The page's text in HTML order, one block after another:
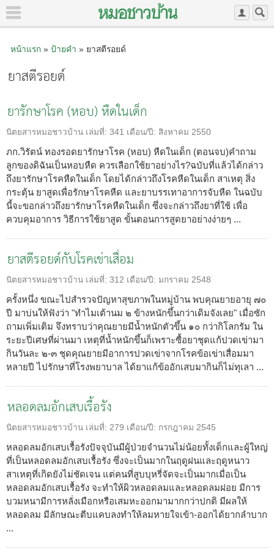
หน้าแรก» ป้ายคำ » ยาสตีรอยด์
ยาสตีรอยด์
ยารักษาโรค (หอบ) หืดในเด็ก
นิตยสารหมอชาวบ้าน เล่มที่: 341 เดือน/ปี: สิงหาคม 2550
ภก.วิรัตน์ ทองรอดยารักษาโรค (หอบ) หืดในเด็ก (ตอนจบ)คำถาม
ลูกของดิฉันเป็นหอบหืด ควรเลือกใช้ยาอย่างไร?ฉบับที่แล้วได้กล่าว
ถึงยารักษาโรคหืดในเด็ก โดยได้กล่าวถึงโรคหืดในเด็ก สาเหตุ สิ่ง
กระตุ้น ยาสูดเพื่อรักษาโรคหืด และยาบรรเทาอาการจับหืด ในฉบับ
นี้จะขอกล่าวถึงยารักษาโรคหืดในเด็ก ซึ่งจะกล่าวถึงยาที่ใช้ เพื่อ
ควบคุมอาการ วิธีการใช้ยาสูด ขั้นตอนการสูดยาอย่างง่ายๆ ...
ยาสตีรอยด์กับโรคเข่าเสื่อม
นิตยสารหมอชาวบ้าน เล่มที่: 312 เดือน/ปี: มกราคม 2548
ครั้งหนึ่ง ขณะไปสำรวจปัญหาสุขภาพในหมู่บ้าน พบคุณยายอายุ ๗๐
ปี มาบ่นให้ฟังว่า "ทำไมเต้านม ๒ ข้างหนักขึ้นกว่าเดิมจังเลย" เมื่อซัก
ถามเพิ่มเติม จึงทราบว่าคุณยายมีน้ำหนักตัวขึ้น ๑๐ กว่ากิโลกรัม ใน
ระยะปีเศษที่ผ่านมา เหตุที่น้ำหนักขึ้นก็เพราะซื้อยาชุดแก้ปวดเข่ามา
กินวันละ ๒-๓ ชุดคุณยายมีอาการปวดเข่าจากโรคข้อเข่าเสื่อมมา
หลายปี ไปรักษาที่โรงพยาบาล ได้ยาแก้ข้ออักเสบมากินก็ไม่ทุเลา ...
หลอดลมอักเสบเรื้อรัง
นิตยสารหมอชาวบ้าน เล่มที่: 279 เดือน/ปี: กรกฎาคม 2545
หลอดลมอักเสบเรื้อรังปัจจุบันมีผู้ป่วยจำนวนไม่น้อยทั้งเด็กและผู้ใหญ่
ที่เป็นหลอดลมอักเสบเรื้อรัง ซึ่งจะเป็นมากในฤดูฝนและฤดูหนาว
สาเหตุที่เกิดยังไม่ชัดเจน แต่คนที่สูบบุหรี่จัดจะเป็นมากเมื่อเป็น
หลอดลมอักเสบเรื้อรัง จะทำให้ผิวหลอดลมและหลอดลมฝอย มีการ
บวมหนามีการหลั่งเมือกหรือเสมหะออกมามากกว่าปกติ มีผลให้
หลอดลม มีลักษณะตีบแคบลงทำให้ลมหายใจเข้า-ออกได้ยากลำบาก
...